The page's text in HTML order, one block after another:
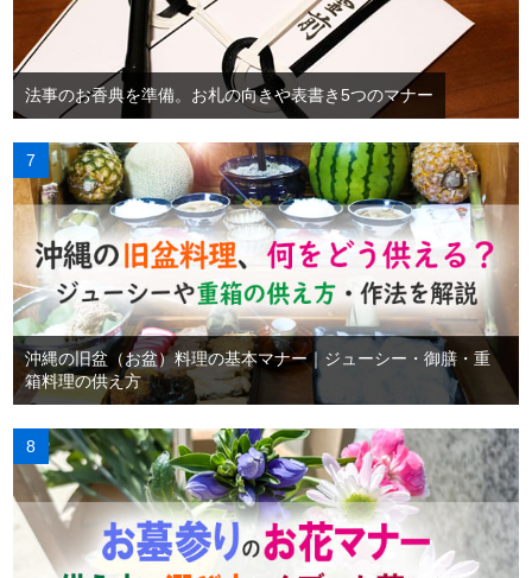
法事のお香典を準備。お札の向きや表書き5つのマナー
沖縄の旧盆（お盆）料理の基本マナー｜ジューシー・御膳・重
箱料理の供え方